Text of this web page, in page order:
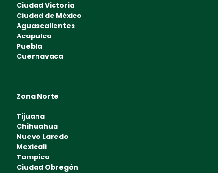
Ciudad Victoria
Ciudad de México
Aguascalientes
Acapulco
Puebla
Cuernavaca
Zona Norte
Tijuana
Chihuahua
Nuevo Laredo
Mexicali
Tampico
Ciudad Obregón